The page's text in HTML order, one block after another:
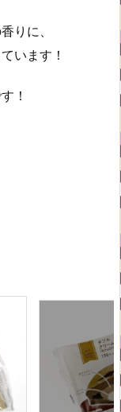
りに、
います！
！